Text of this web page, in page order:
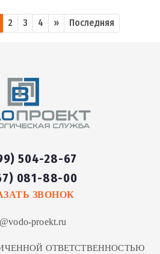
2 3 4 » Последняя
504-28-67
081-88-00
ЗВОНОК
proekt.ru
ОТВЕТСТВЕННОСТЬЮ